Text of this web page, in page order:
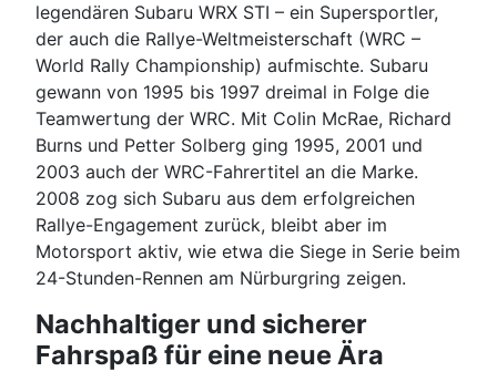
legendären Subaru WRX STI – ein Supersportler,
der auch die Rallye-Weltmeisterschaft (WRC –
World Rally Championship) aufmischte. Subaru
gewann von 1995 bis 1997 dreimal in Folge die
Teamwertung der WRC. Mit Colin McRae, Richard
Burns und Petter Solberg ging 1995, 2001 und
2003 auch der WRC-Fahrertitel an die Marke.
2008 zog sich Subaru aus dem erfolgreichen
Rallye-Engagement zurück, bleibt aber im
Motorsport aktiv, wie etwa die Siege in Serie beim
24-Stunden-Rennen am Nürburgring zeigen.
Nachhaltiger und sicherer
Fahrspaß für eine neue Ära